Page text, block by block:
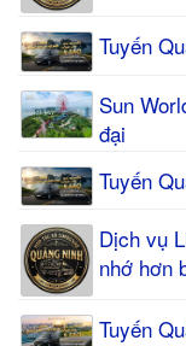
Tuyến
Sun
đại
Tuyến
Dịch vụ
nhớ hơn
Tuyến